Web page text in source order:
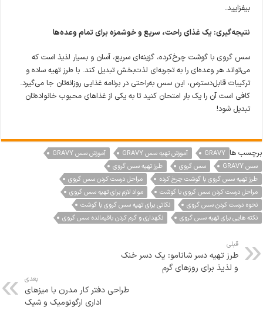
بیفزایید.
نتیجه‌گیری: یک غذای راحت، سریع و خوشمزه برای تمام وعده‌ها
سس گروی با گوشت چرخ‌کرده، گزینه‌ای سریع، آسان و بسیار لذیذ است که
می‌تواند هر وعده‌ای را به تجربه‌ای لذت‌بخش تبدیل کند. با طرز تهیه ساده و
ترکیبات قابل‌دسترس، این سس به‌راحتی در برنامه غذایی روزانه‌تان جا می‌گیرد.
کافی است آن را یک بار امتحان کنید تا به یکی از غذاهای محبوب خانواده‌تان
تبدیل شود!
برچسب ها GRAVY آموزش تهیه سس GRAVY
آموزش سس GRAVY
سس GRAVY
سس گروی
طرز تهیه سس گروی
طرز تهیه سس گروی با گوشت چرخ کرده
مراحل درست کردن سس گروی
مراحل درست کردن سس گروی با گوشت
مواد لازم برای تهیه سس گروی
نحوه درست کردن سس گروی
نکاتی برای تهیه سس گروی با گوشت
نکته هایی برای تهیه سس گروی
نگهداری و گرم کردن باقیمانده سس گروی
قبلی
طرز تهیه دسر شانامو: یک دسر خنک
و لذیذ برای روزهای گرم
بعدی
طراحی دفتر کار مدرن با میزهای
اداری ارگونومیک و شیک